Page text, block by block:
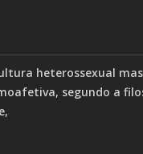
heterossexual
segundo a